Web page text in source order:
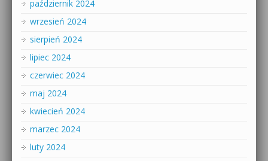
październik 2024
wrzesień 2024
sierpień 2024
lipiec 2024
czerwiec 2024
maj 2024
kwiecień 2024
marzec 2024
luty 2024